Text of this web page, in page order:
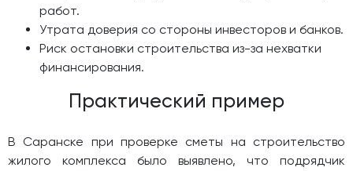
работ.
Утрата доверия со стороны инвесторов и банков.
Риск остановки строительства из-за нехватки
финансирования.
Практический пример
В Саранске при проверке сметы на строительство
жилого комплекса было выявлено, что подрядчик